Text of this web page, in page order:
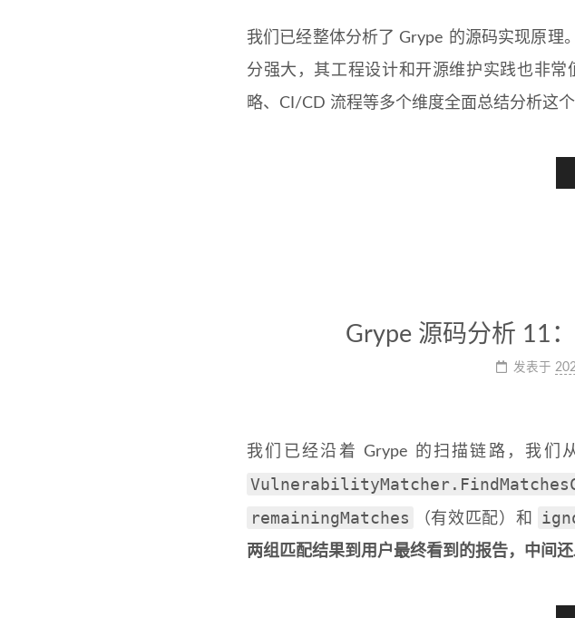
我们已经整体分析了 Grype 的源码实现原理
分强大，其工程设计和开源维护实践也非
略、CI/CD 流程等多个维度全面总结分析这个
Grype 源码分析 11
发表于
我们已经沿着 Grype 的扫描链路，我们
remainingMatches （有效匹配）和
两组匹配结果到用户最终看到的报告，中间还